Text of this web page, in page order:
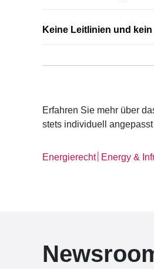
Keine Leitlinien und
Erfahren Sie mehr über
stets individuell
Energierecht│ Energy &